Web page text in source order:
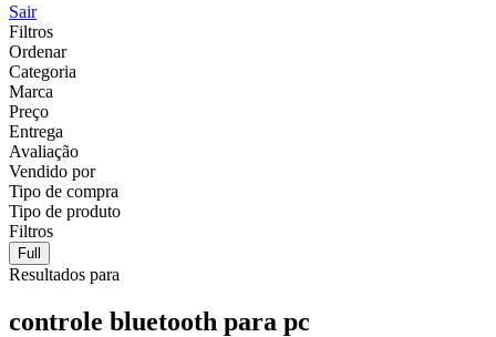
Sair
Filtros
Ordenar
Categoria
Marca
Preço
Entrega
Avaliação
Vendido por
Tipo de compra
Tipo de produto
Filtros
Full
Resultados para
controle bluetooth para pc